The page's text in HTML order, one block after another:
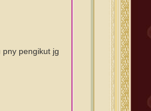
pengikut jg